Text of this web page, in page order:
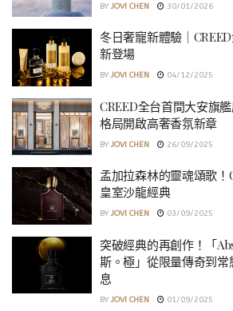
BY JOVI CHEN 30/01/2026
冬日奢寵新體驗｜
新登場
BY JOVI CHEN 04/12/2025
CREED全台首間大安旗
格局開啟高奢香氛新章
BY JOVI CHEN 26/09/2025
孟加拉森林的靈魂頌歌！
皇室沙龍經典
BY JOVI CHEN 03/09/2025
突破經典的再創作！「
斯。極」從限量傳奇到
息
BY JOVI CHEN 01/09/2025